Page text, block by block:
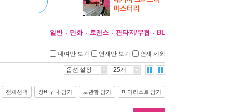
일반 만화 로맨스 판타지/무협 BL
대여만 보기 연재만 보기 연재 제외
옵션 설정 25개
전체선택 장바구니 담기 보관함 담기 마이리스트 담기